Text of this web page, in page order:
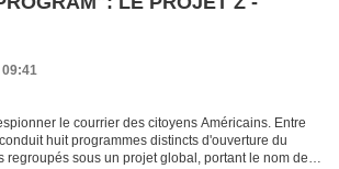
09:41
le courrier des citoyens Américains. Entre
huit programmes distincts d'ouverture du
regroupés sous un projet global, portant le nom de